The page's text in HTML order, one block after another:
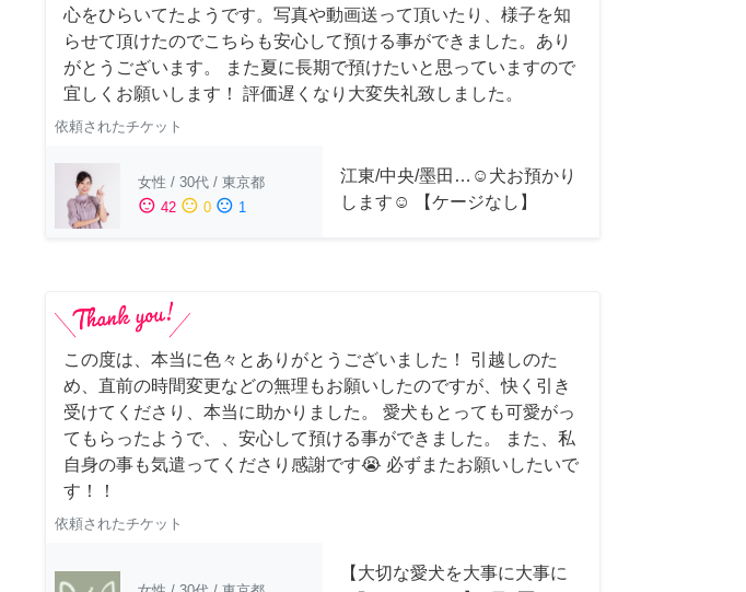
心をひらいてたようです。写真や動画送って頂いたり、様子を知
らせて頂けたのでこちらも安心して預ける事ができました。あり
がとうございます。 また夏に長期で預けたいと思っていますので
宜しくお願いします！ 評価遅くなり大変失礼致しました。
依頼されたチケット
女性 / 30代 / 東京都
sentiment_satisfied 42 sentiment_neutral 0 sentiment_dissatisfied 1
江東/中央/墨田…☺︎犬お預かり
します☺︎ 【ケージなし】
この度は、本当に色々とありがとうございました！ 引越しのた
め、直前の時間変更などの無理もお願いしたのですが、快く引き
受けてくださり、本当に助かりました。 愛犬もとっても可愛がっ
てもらったようで、、安心して預ける事ができました。 また、私
自身の事も気遣ってくださり感謝です😭 必ずまたお願いしたいで
す！！
依頼されたチケット
【大切な愛犬を大事に大事に